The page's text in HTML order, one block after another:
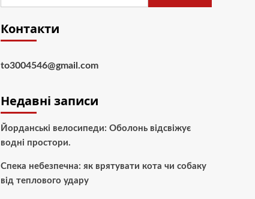
Контакти
to3004546@gmail.com
Недавні записи
Йорданські велосипеди: Оболонь відсвіжує
водні простори.
Спека небезпечна: як врятувати кота чи собаку
від теплового удару